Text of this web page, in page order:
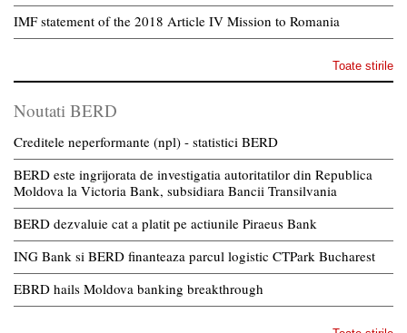
IMF statement of the 2018 Article IV Mission to Romania
Toate stirile
Noutati BERD
Creditele neperformante (npl) - statistici BERD
BERD este ingrijorata de investigatia autoritatilor din Republica
Moldova la Victoria Bank, subsidiara Bancii Transilvania
BERD dezvaluie cat a platit pe actiunile Piraeus Bank
ING Bank si BERD finanteaza parcul logistic CTPark Bucharest
EBRD hails Moldova banking breakthrough